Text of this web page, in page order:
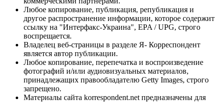
Любое копирование, публикация, републикация и
другое распространение информации, которое содержит
ссылку на "Интерфакс-Украина", EPA / UPG, строго
воспрещается.
Владелец веб-страницы в разделе Я- Корреспондент
является автор публикации.
Любое копирование, перепечатка и воспроизведение
фотографий и/или аудиовизуальных материалов,
принадлежащих правообладателю Getty Images, строго
запрещено.
Материалы сайта korrespondent.net предназначены для